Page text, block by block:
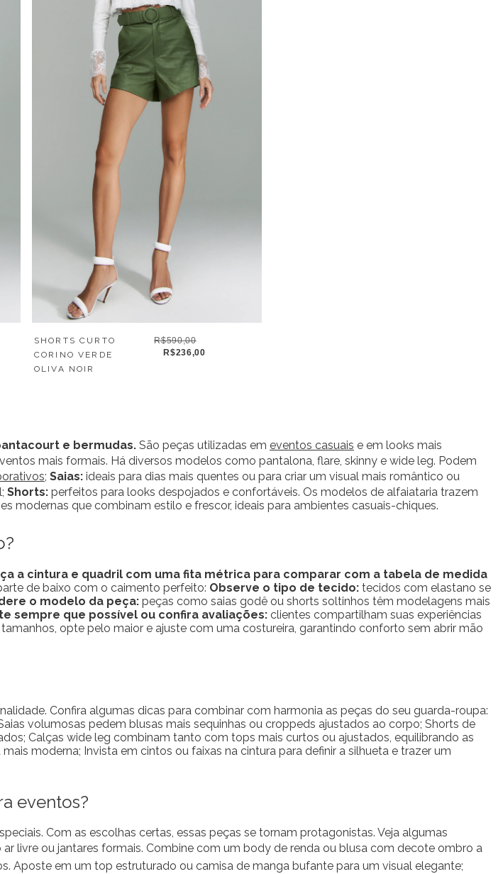
SHORTS CURTO
CORINO VERDE
OLIVA NOIR
R$590,00
R$236,00
e bermudas. São peças utilizadas em eventos casuais e em looks mais
mais formais. Há diversos modelos como pantalona, flare, skinny e wide leg. Podem
; Saias: ideais para dias mais quentes ou para criar um visual mais romântico ou
Shorts: perfeitos para looks despojados e confortáveis. Os modelos de alfaiataria trazem
modernas que combinam estilo e frescor, ideais para ambientes casuais-chiques.
a cintura e quadril com uma fita métrica para comparar com a tabela de medida
de baixo com o caimento perfeito: Observe o tipo de tecido: tecidos com elastano se
o modelo da peça: peças como saias godê ou shorts soltinhos têm modelagens mais
sempre que possível ou confira avaliações: clientes compartilham suas experiências
opte pelo maior e ajuste com uma costureira, garantindo conforto sem abrir mão
Confira algumas dicas para combinar com harmonia as peças do seu guarda-roupa:
volumosas pedem blusas mais sequinhas ou croppeds ajustados ao corpo; Shorts de
Calças wide leg combinam tanto com tops mais curtos ou ajustados, equilibrando as
moderna; Invista em cintos ou faixas na cintura para definir a silhueta e trazer um
eventos?
Com as escolhas certas, essas peças se tornam protagonistas. Veja algumas
ar livre ou jantares formais. Combine com um body de renda ou blusa com decote ombro a
Aposte em um top estruturado ou camisa de manga bufante para um visual elegante;